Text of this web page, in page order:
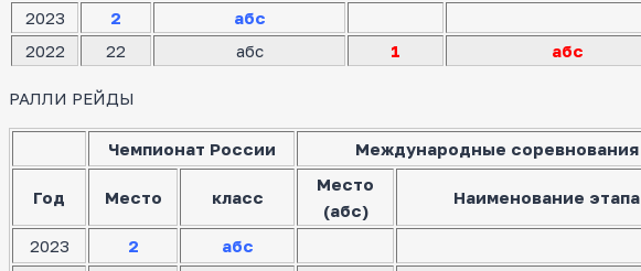
2023
2
абс
2022
22 абс 1 абс
РАЛЛИ РЕЙДЫ
Чемпионат России Международные соревнования
Год Место класс
Место
(абс)
Наименование этапа
2023 2
абс